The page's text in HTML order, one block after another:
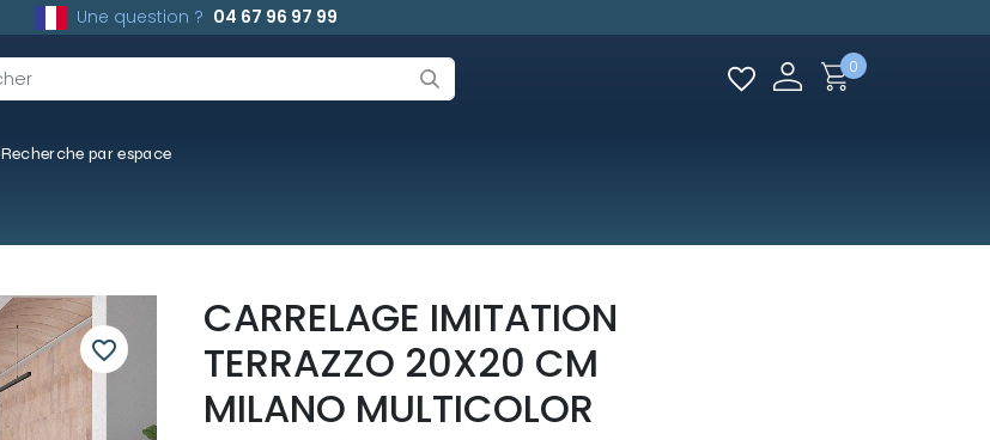
Une question ? 04 67 96 97 99
Recherche par espace
0
favorite_border
CARRELAGE IMITATION
TERRAZZO 20X20 CM
MILANO MULTICOLOR